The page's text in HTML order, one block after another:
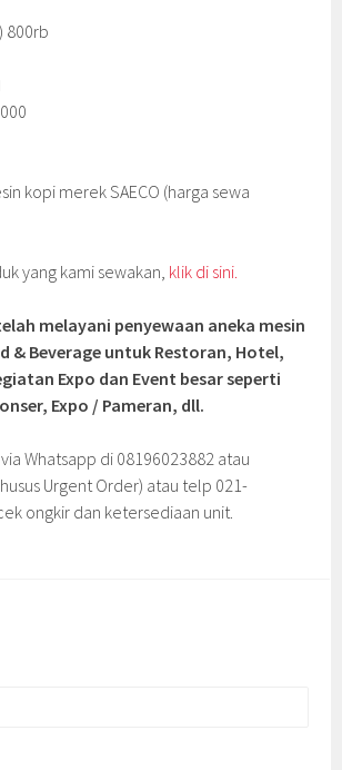
800rb
kopi merek SAECO (harga sewa
yang kami sewakan, klik di sini.
melayani penyewaan aneka mesin
& Beverage untuk Restoran, Hotel,
Expo dan Event besar seperti
Expo / Pameran, dll.
Whatsapp di 08196023882 atau
Urgent Order) atau telp 021-
ongkir dan ketersediaan unit.